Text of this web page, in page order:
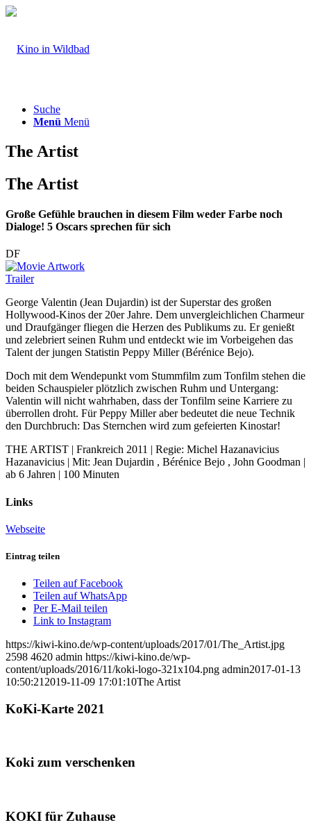
Suche
Menü Menü
The Artist
The Artist
Große Gefühle brauchen in diesem Film weder Farbe noch
Dialoge! 5 Oscars sprechen für sich
DF
Trailer
George Valentin (Jean Dujardin) ist der Superstar des großen
Hollywood-Kinos der 20er Jahre. Dem unvergleichlichen Charmeur
und Draufgänger fliegen die Herzen des Publikums zu. Er genießt
und zelebriert seinen Ruhm und entdeckt wie im Vorbeigehen das
Talent der jungen Statistin Peppy Miller (Bérénice Bejo).
Doch mit dem Wendepunkt vom Stummfilm zum Tonfilm stehen die
beiden Schauspieler plötzlich zwischen Ruhm und Untergang:
Valentin will nicht wahrhaben, dass der Tonfilm seine Karriere zu
überrollen droht. Für Peppy Miller aber bedeutet die neue Technik
den Durchbruch: Das Sternchen wird zum gefeierten Kinostar!
THE ARTIST | Frankreich 2011 | Regie: Michel Hazanavicius
Hazanavicius | Mit: Jean Dujardin , Bérénice Bejo , John Goodman |
ab 6 Jahren | 100 Minuten
Links
Webseite
Eintrag teilen
Teilen auf Facebook
Teilen auf WhatsApp
Per E-Mail teilen
Link to Instagram
https://kiwi-kino.de/wp-content/uploads/2017/01/The_Artist.jpg
2598 4620 admin https://kiwi-kino.de/wp-
content/uploads/2016/11/koki-logo-321x104.png admin2017-01-13
10:50:21 2019-11-09 17:01:10The Artist
KoKi-Karte 2021
Koki zum verschenken
KOKI für Zuhause